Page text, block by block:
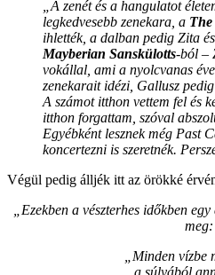
„A zenét és a hangulatot
legkedvesebb zenekara, a
ihlették, a dalban pedig Zita
Mayberian Sanskülotts-ból –
vokállal, ami a nyolcvanas
zenekarait idézi, Gallusz
A számot itthon vettem fel és
itthon forgattam, szóval
Egyébként lesznek még Past
koncertezni is szeretnék.
Végül pedig álljék itt az örökké
„Ezekben a vészterhes időkben
meg:
„Minden vízbe
a súlyából